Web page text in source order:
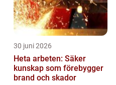
30 juni 2026
Heta arbeten: Säker
kunskap som förebygger
brand och skador